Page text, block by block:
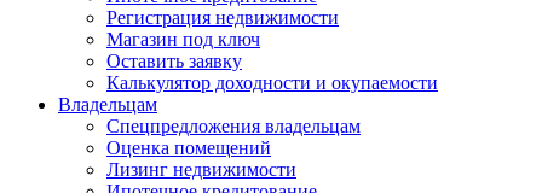
Регистрация недвижимости
Магазин под ключ
Оставить заявку
Калькулятор доходности и окупаемости
Владельцам
Спецпредложения владельцам
Оценка помещений
Лизинг недвижимости